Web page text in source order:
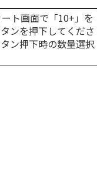
ト画面で「10+」を
ンを押下してくださ
ン押下時の数量選択